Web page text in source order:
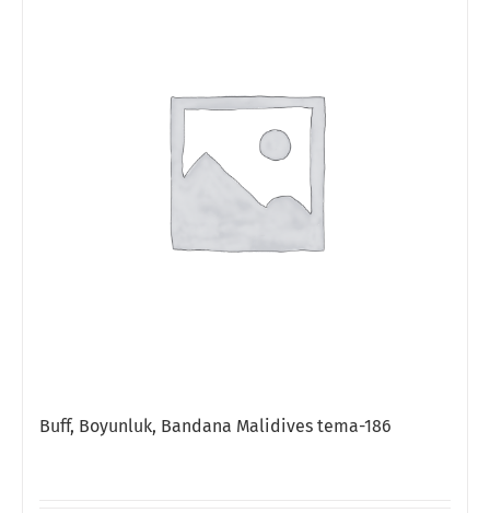
Buff, Boyunluk, Bandana Malidives tema-186